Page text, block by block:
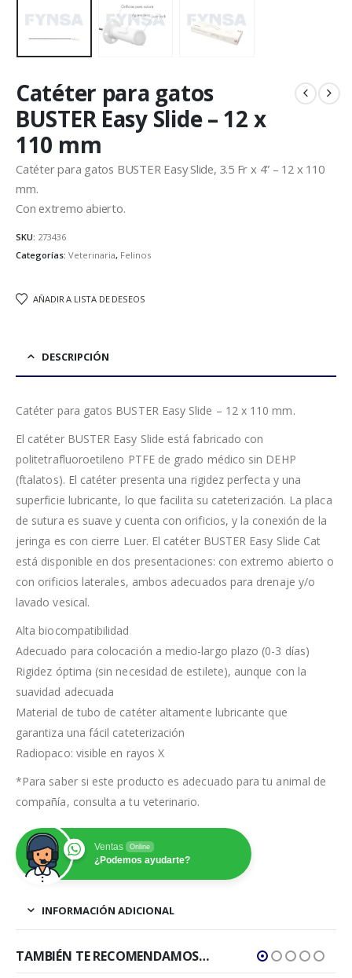
Catéter para gatos
BUSTER Easy Slide – 12 x
110 mm
Catéter para gatos BUSTER Easy Slide, 3.5 Fr x 4” – 12 x 110
mm.
Con extremo abierto.
SKU: 273436
Categorías: Veterinaria, Felinos
AÑADIR A LISTA DE DESEOS
DESCRIPCIÓN
Catéter para gatos BUSTER Easy Slide – 12 x 110 mm.
El catéter BUSTER Easy Slide está fabricado con
politetrafluoroetileno PTFE de grado médico sin DEHP
(ftalatos). El catéter presenta una rigidez perfecta y una
superficie lubricante, lo que facilita su cateterización. La placa
de sutura es suave y cuenta con orificios, y la conexión de la
jeringa es con cierre Luer. El catéter BUSTER Easy Slide Cat
está disponible en dos presentaciones: con extremo abierto o
con orificios laterales, ambos adecuados para drenaje y/o
lavado vesical.
Alta biocompatibilidad
Adecuado para colocación a medio-largo plazo (0-3 días)
Rigidez óptima (sin necesidad de estilete), aunque con la
suavidad adecuada
Material de tubo de catéter altamente lubricante que
garantiza una fácil cateterización
Radiopaco: visible en rayos X
*Para saber si este producto es adecuado para tu animal de
compañía, consulta a tu veterinario.
Ventas Online
¿Podemos ayudarte?
INFORMACIÓN ADICIONAL
TAMBIÉN TE RECOMENDAMOS…